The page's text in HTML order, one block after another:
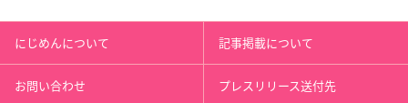
にじめんについて 記事掲載について
お問い合わせ プレスリリース送付先